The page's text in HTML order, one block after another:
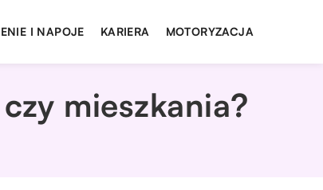
I NAPOJE KARIERA MOTORYZACJA
mieszkania?